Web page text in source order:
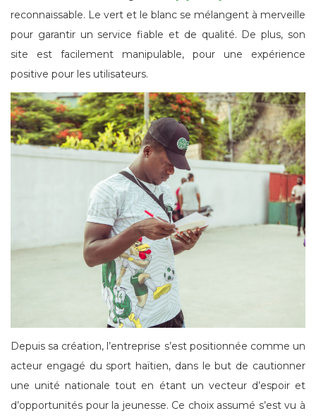
reconnaissable. Le vert et le blanc se mélangent à merveille
pour garantir un service fiable et de qualité. De plus, son
site est facilement manipulable, pour une expérience
positive pour les utilisateurs.
Depuis sa création, l’entreprise s’est positionnée comme un
acteur engagé du sport haïtien, dans le but de cautionner
une unité nationale tout en étant un vecteur d’espoir et
d’opportunités pour la jeunesse. Ce choix assumé s’est vu à